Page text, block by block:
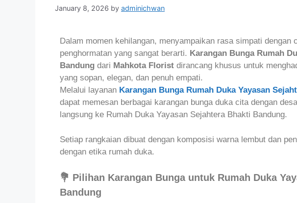
January 8, 2026 by adminichwan
Dalam momen kehilangan, menyampaikan rasa simpati dengan
penghormatan yang sangat berarti. Karangan Bunga Rumah
Bandung dari Mahkota Florist dirancang khusus untuk
yang sopan, elegan, dan penuh empati.
Melalui layanan Karangan Bunga Rumah Duka Yayasan
dapat memesan berbagai karangan bunga duka cita dengan
langsung ke Rumah Duka Yayasan Sejahtera Bhakti Bandung.
Setiap rangkaian dibuat dengan komposisi warna lembut dan
dengan etika rumah duka.
💐 Pilihan Karangan Bunga untuk Rumah Duka
Bandung